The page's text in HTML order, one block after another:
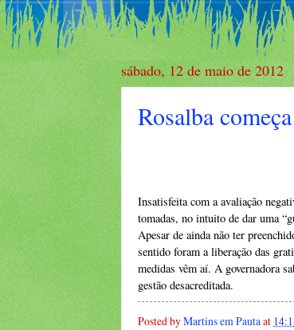
sábado, 12 de maio de 2012
Rosalba
Insatisfeita com a avaliação
tomadas, no intuito de dar uma
Apesar de ainda não ter
sentido foram a liberação das
medidas vêm aí. A governadora
gestão desacreditada.
Posted byMartins em Pautaat